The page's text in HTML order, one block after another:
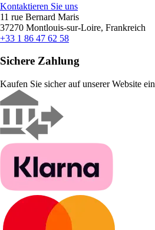
Kontaktieren Sie uns
11 rue Bernard Maris
37270 Montlouis-sur-Loire, Frankreich
+33 1 86 47 62 58
Sichere Zahlung
Kaufen Sie sicher auf unserer Website ein